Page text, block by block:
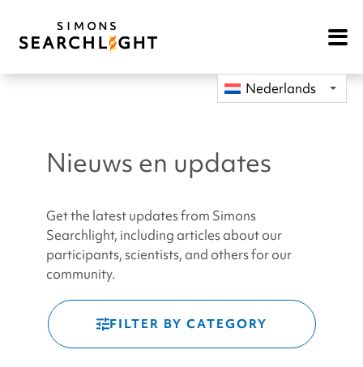
Open
Nederlands
Nieuws en updates
Get the latest updates from Simons
Searchlight, including articles about our
participants, scientists, and others for our
community.
FILTER BY CATEGORY